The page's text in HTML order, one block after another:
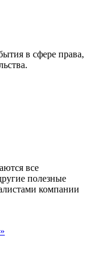
в сфере права,
все
полезные
компании